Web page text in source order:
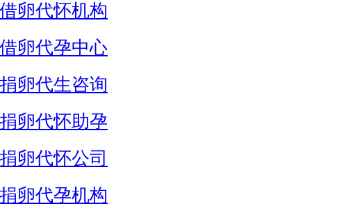
借卵代怀机构
借卵代孕中心
捐卵代生咨询
捐卵代怀助孕
捐卵代怀公司
捐卵代孕机构